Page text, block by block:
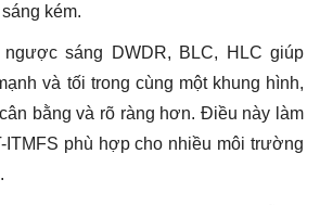
kém.
sáng DWDR, BLC, HLC giúp
và tối trong cùng một khung hình,
bằng và rõ ràng hơn. Điều này làm
ITMFS phù hợp cho nhiều môi trường